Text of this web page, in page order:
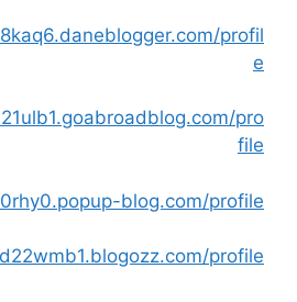
profil
e
pro
file
blog.com/profile
profile